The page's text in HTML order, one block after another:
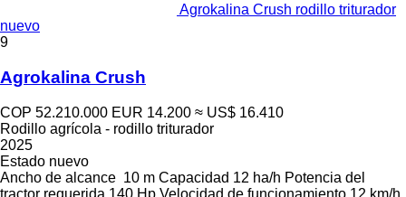
Agrokalina Crush rodillo triturador
nuevo
9
Agrokalina Crush
COP 52.210.000 EUR 14.200 ≈ US$ 16.410
Rodillo agrícola - rodillo triturador
2025
Estado nuevo
Ancho de alcance 10 m Capacidad 12 ha/h Potencia del
tractor requerida 140 Hp Velocidad de funcionamiento 12 km/h